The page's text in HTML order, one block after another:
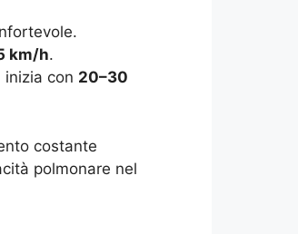
km/h.
inizia con 20–30
costante
polmonare nel